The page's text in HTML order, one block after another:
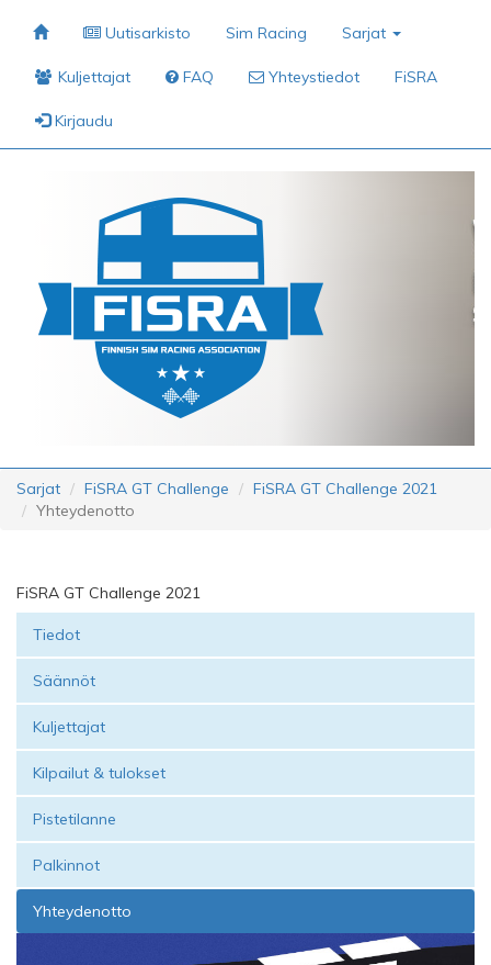
Uutisarkisto Sim Racing Sarjat
Kuljettajat FAQ Yhteystiedot FiSRA
Kirjaudu
Sarjat FiSRA GT Challenge
FiSRA GT Challenge 2021
Yhteydenotto
FiSRA GT Challenge 2021
Tiedot
Säännöt
Kuljettajat
Kilpailut & tulokset
Pistetilanne
Palkinnot
Yhteydenotto